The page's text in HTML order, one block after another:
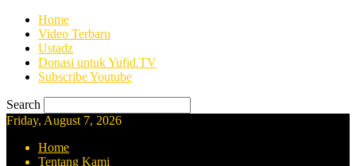
Home
Video Terbaru
Ustadz
Donasi untuk Yufid.TV
Subscribe Youtube
Search
Friday, August 7, 2026
Home
Tentang Kami